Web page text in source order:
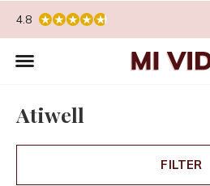
4.8
Atiwell
FILTER